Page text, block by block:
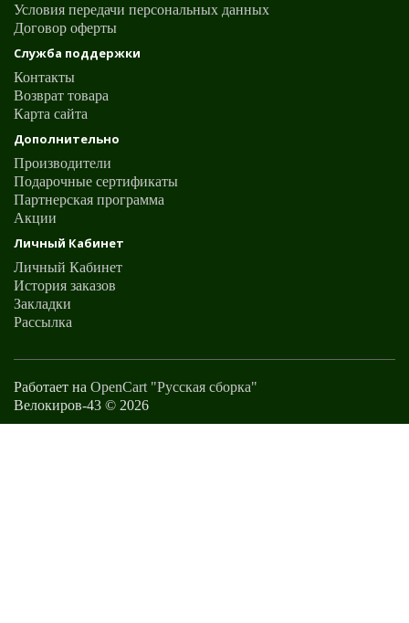
Условия передачи персональных данных
Договор оферты
Служба поддержки
Контакты
Возврат товара
Карта сайта
Дополнительно
Производители
Подарочные сертификаты
Партнерская программа
Акции
Личный Кабинет
Личный Кабинет
История заказов
Закладки
Рассылка
Работает на OpenCart "Русская сборка"
Велокиров-43 © 2026